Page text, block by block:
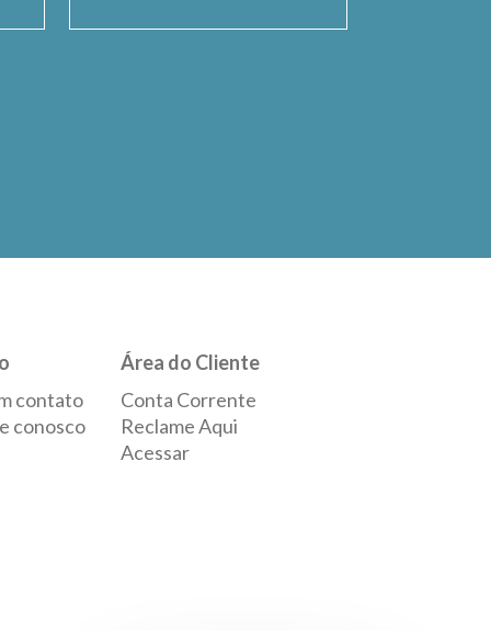
contato
conosco
Área do Cliente
Conta Corrente
Reclame Aqui
Acessar